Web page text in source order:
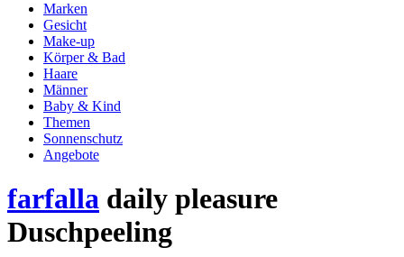
Marken
Gesicht
Make-up
Körper & Bad
Haare
Männer
Baby & Kind
Themen
Sonnenschutz
Angebote
farfalla daily pleasure
Duschpeeling